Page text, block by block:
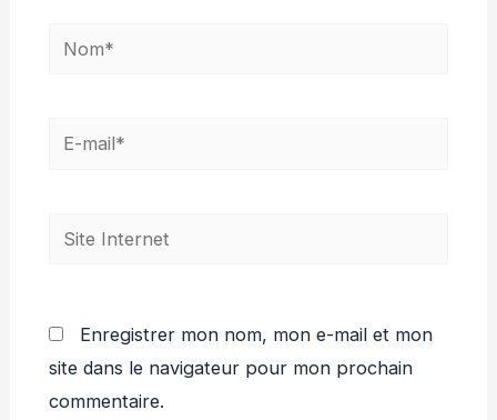
Nom*
E-
Site
Enregistrer mon nom, mon e-mail et mon
site dans le navigateur pour mon prochain
commentaire.